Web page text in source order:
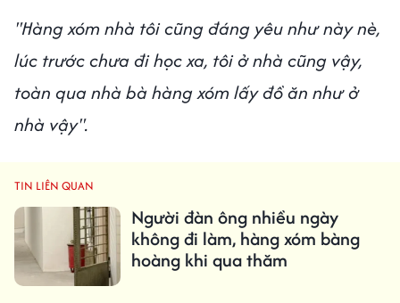
"Hàng xóm nhà tôi cũng đáng yêu như này nè,
lúc trước chưa đi học xa, tôi ở nhà cũng vậy,
toàn qua nhà bà hàng xóm lấy đồ ăn như ở
nhà vậy".
TIN LIÊN QUAN
Người đàn ông nhiều ngày
không đi làm, hàng xóm bàng
hoàng khi qua thăm